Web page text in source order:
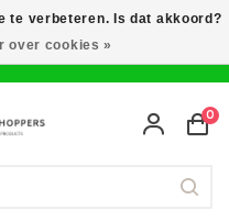
0
te verbeteren. Is dat akkoord?
over cookies »